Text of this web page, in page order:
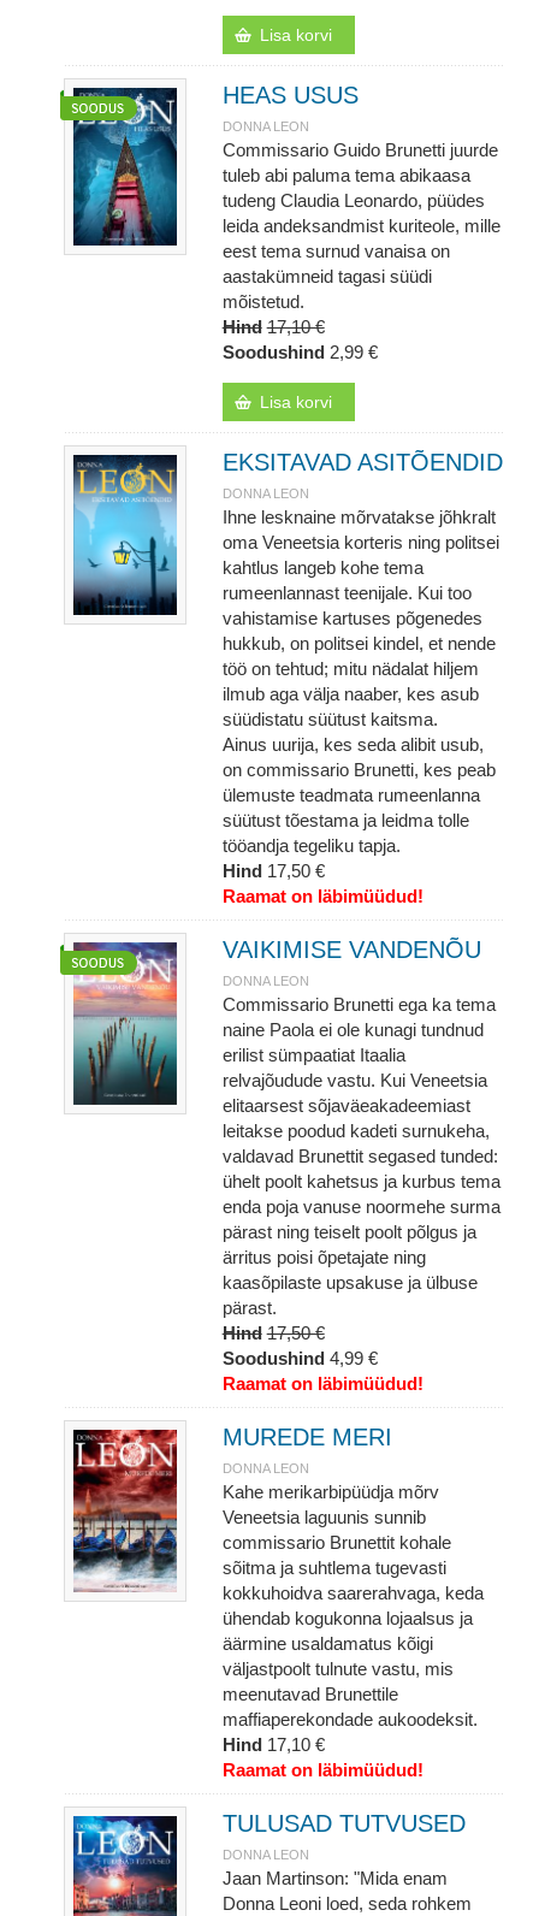
Lisa korvi
HEAS USUS
DONNA LEON
Commissario Guido Brunetti juurde
tuleb abi paluma tema abikaasa
tudeng Claudia Leonardo, püüdes
leida andeksandmist kuriteole, mille
eest tema surnud vanaisa on
aastakümneid tagasi süüdi
mõistetud.
Hind 17,10 €
Soodushind 2,99 €
Lisa korvi
EKSITAVAD ASITÕENDID
DONNA LEON
Ihne lesknaine mõrvatakse jõhkralt
oma Veneetsia korteris ning politsei
kahtlus langeb kohe tema
rumeenlannast teenijale. Kui too
vahistamise kartuses põgenedes
hukkub, on politsei kindel, et nende
töö on tehtud; mitu nädalat hiljem
ilmub aga välja naaber, kes asub
süüdistatu süütust kaitsma.
Ainus uurija, kes seda alibit usub,
on commissario Brunetti, kes peab
ülemuste teadmata rumeenlanna
süütust tõestama ja leidma tolle
tööandja tegeliku tapja.
Hind 17,50 €
Raamat on läbimüüdud!
VAIKIMISE VANDENÕU
DONNA LEON
Commissario Brunetti ega ka tema
naine Paola ei ole kunagi tundnud
erilist sümpaatiat Itaalia
relvajõudude vastu. Kui Veneetsia
elitaarsest sõjaväeakadeemiast
leitakse poodud kadeti surnukeha,
valdavad Brunettit segased tunded:
ühelt poolt kahetsus ja kurbus tema
enda poja vanuse noormehe surma
pärast ning teiselt poolt põlgus ja
ärritus poisi õpetajate ning
kaasõpilaste upsakuse ja ülbuse
pärast.
Hind 17,50 €
Soodushind 4,99 €
Raamat on läbimüüdud!
MUREDE MERI
DONNA LEON
Kahe merikarbipüüdja mõrv
Veneetsia laguunis sunnib
commissario Brunettit kohale
sõitma ja suhtlema tugevasti
kokkuhoidva saarerahvaga, keda
ühendab kogukonna lojaalsus ja
äärmine usaldamatus kõigi
väljastpoolt tulnute vastu, mis
meenutavad Brunettile
maffiaperekondade aukoodeksit.
Hind 17,10 €
Raamat on läbimüüdud!
TULUSAD TUTVUSED
DONNA LEON
Jaan Martinson: "Mida enam
Donna Leoni loed, seda rohkem